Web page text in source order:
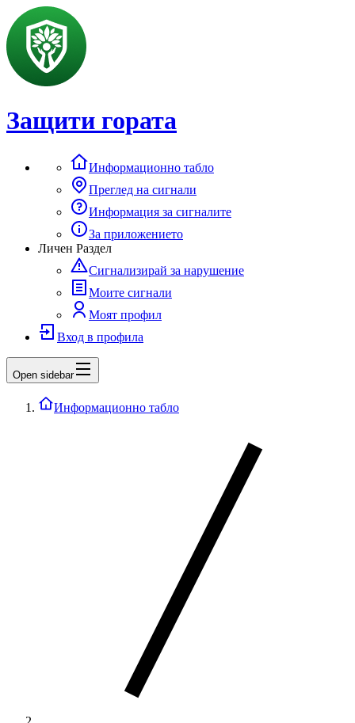
Защити гората
Информационно табло
Преглед на сигнали
Информация за сигналите
За приложението
Личен Раздел
Сигнализирай за нарушение
Моите сигнали
Моят профил
Вход в профила
Open sidebar
Информационно табло